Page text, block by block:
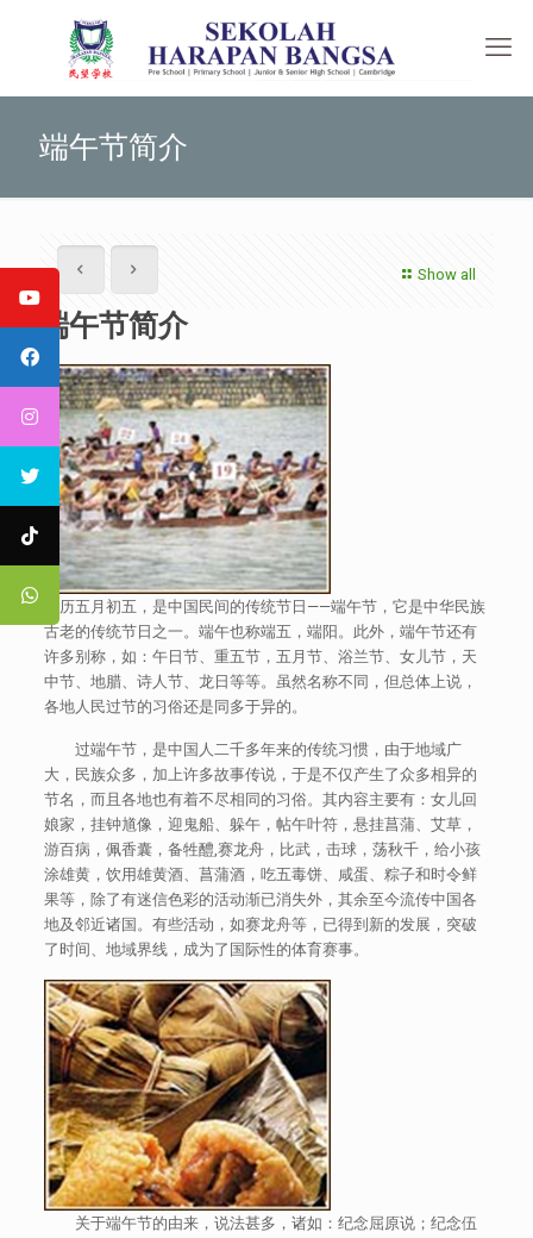
端午节简介
Show all
端午节简介
农历五月初五，是中国民间的传统节日——端午节，它是中华民族
古老的传统节日之一。端午也称端五，端阳。此外，端午节还有
许多别称，如：午日节、重五节，五月节、浴兰节、女儿节，天
中节、地腊、诗人节、龙日等等。虽然名称不同，但总体上说，
各地人民过节的习俗还是同多于异的。
过端午节，是中国人二千多年来的传统习惯，由于地域广
大，民族众多，加上许多故事传说，于是不仅产生了众多相异的
节名，而且各地也有着不尽相同的习俗。其内容主要有：女儿回
娘家，挂钟馗像，迎鬼船、躲午，帖午叶符，悬挂菖蒲、艾草，
游百病，佩香囊，备牲醴,赛龙舟，比武，击球，荡秋千，给小孩
涂雄黄，饮用雄黄酒、菖蒲酒，吃五毒饼、咸蛋、粽子和时令鲜
果等，除了有迷信色彩的活动渐已消失外，其余至今流传中国各
地及邻近诸国。有些活动，如赛龙舟等，已得到新的发展，突破
了时间、地域界线，成为了国际性的体育赛事。
关于端午节的由来，说法甚多，诸如：纪念屈原说；纪念伍